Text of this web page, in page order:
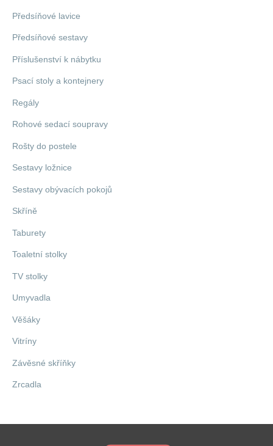
Předsíňové lavice
Předsíňové sestavy
Příslušenství k nábytku
Psací stoly a kontejnery
Regály
Rohové sedací soupravy
Rošty do postele
Sestavy ložnice
Sestavy obývacích pokojů
Skříně
Taburety
Toaletní stolky
TV stolky
Umyvadla
Věšáky
Vitríny
Závěsné skříňky
Zrcadla